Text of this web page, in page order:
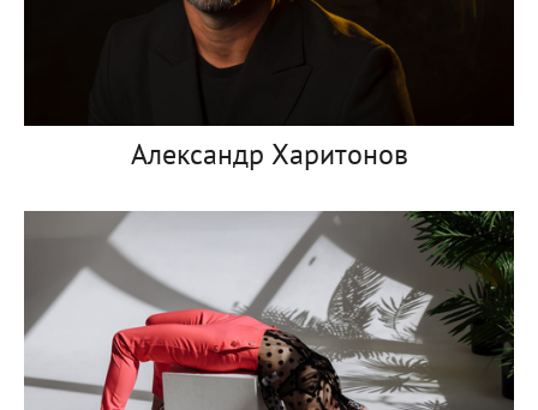
Александр Харитонов